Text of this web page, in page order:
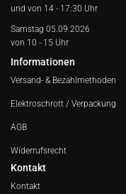
und von 14 - 17:30 Uhr
Samstag 05.09.2026
von 10 - 15 Uhr
Informationen
Versand- & Bezahlmethoden
Elektroschrott / Verpackung
AGB
Widerrufsrecht
Kontakt
Kontakt